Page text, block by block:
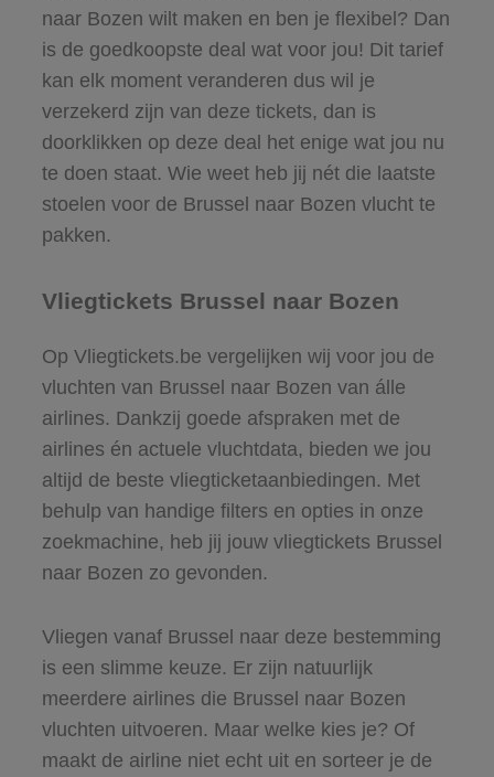
naar Bozen wilt maken en ben je flexibel? Dan
is de goedkoopste deal wat voor jou! Dit tarief
kan elk moment veranderen dus wil je
verzekerd zijn van deze tickets, dan is
doorklikken op deze deal het enige wat jou nu
te doen staat. Wie weet heb jij nét die laatste
stoelen voor de Brussel naar Bozen vlucht te
pakken.
Vliegtickets Brussel naar Bozen
Op Vliegtickets.be vergelijken wij voor jou de
vluchten van Brussel naar Bozen van álle
airlines. Dankzij goede afspraken met de
airlines én actuele vluchtdata, bieden we jou
altijd de beste vliegticketaanbiedingen. Met
behulp van handige filters en opties in onze
zoekmachine, heb jij jouw vliegtickets Brussel
naar Bozen zo gevonden.
Vliegen vanaf Brussel naar deze bestemming
is een slimme keuze. Er zijn natuurlijk
meerdere airlines die Brussel naar Bozen
vluchten uitvoeren. Maar welke kies je? Of
maakt de airline niet echt uit en sorteer je de